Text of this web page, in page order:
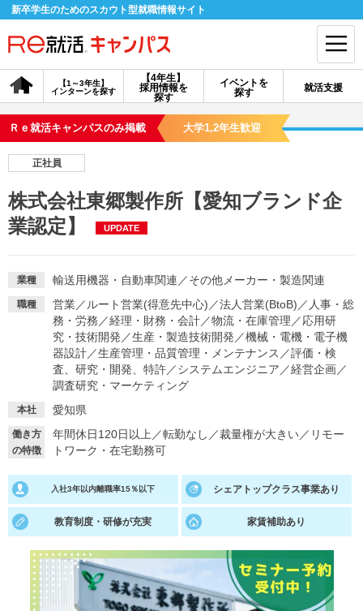
新卒学生のためのスカウト型就職情報サイト
【4年生】
採用情報を
探す
【1～3年生】
インターンを探す
イベントを
探す
就活支援
会員登録 ログイン
会員ID・パスワードを忘れた方はこちら
探す
【4年生】
イベントを探す スカウト お知らせ
就活ノウハウ・サポート
就活支援
就活ノウハウが満載！
適職診断
あなたに合う仕事を診断！ 動画で対策講座をチェック
就活時事ニュースを更新 不明点があればこちら
Ｒｅ就活キャンパスのみ掲載 大学1,2年生歓迎
正社員
株式会社東郷製作所【愛知ブランド企
業認定】
UPDATE
業種 輸送用機器・自動車関連 ／その他メーカー・製造関連
職種 営業／ ルート営業(得意先中心) ／法人営業(BtoB) ／ 人事・総
務・労務 ／経理・財務・会計／物流・在庫管理 ／応用研
究・技術開発 ／生産・製造技術開発 ／機械・電機・電子機
器設計／生産管理・品質管理・メンテナンス ／評価・検
査、研究・開発、特許／システムエンジニア ／経営企画／
調査研究・マーケティング
本社 愛知県
働き方
の特徴
年間休日120日以上 ／転勤なし ／裁量権が大きい／ リモー
トワーク・在宅勤務可
入社3年以内離職率15％以下 シェアトップクラス事業あり
教育制度・研修が充実 家賃補助あり